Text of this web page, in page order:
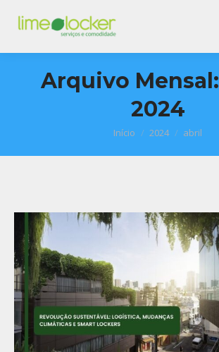
Arquivo Mensal:
2024
Você está aqui:
Início 2024 abril